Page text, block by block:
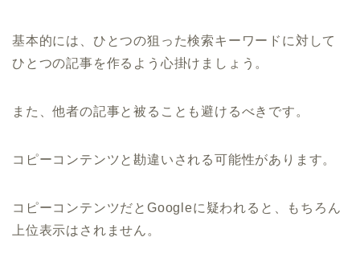
基本的には、ひとつの狙った検索キーワードに対して
ひとつの記事を作るよう心掛けましょう。
また、他者の記事と被ることも避けるべきです。
コピーコンテンツと勘違いされる可能性があります。
コピーコンテンツだとGoogleに疑われると、もちろん
上位表示はされません。